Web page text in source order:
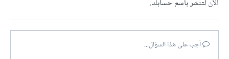
الآنلتنشر باسم حسابك.
أجب على هذا السؤال...